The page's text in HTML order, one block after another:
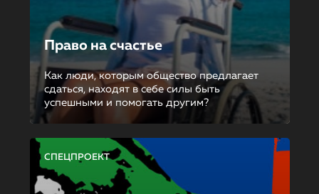
Право на счастье
Как люди, которым общество предлагает
сдаться, находят в себе силы быть
успешными и помогать другим?
СПЕЦПРОЕКТ